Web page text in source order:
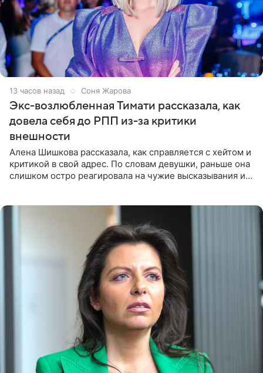
13 часов назад Соня Жарова
Экс-возлюбленная Тимати рассказала, как
довела себя до РПП из-за критики
внешности
Алена Шишкова рассказала, как справляется с хейтом и
критикой в свой адрес. По словам девушки, раньше она
слишком остро реагировала на чужие высказывания и